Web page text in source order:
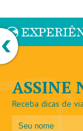
ASSINE
Receba dicas de